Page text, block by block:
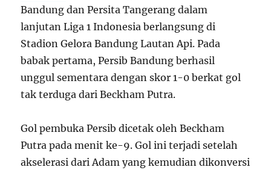
Bandung dan Persita Tangerang dalam
lanjutan Liga 1 Indonesia berlangsung di
Stadion Gelora Bandung Lautan Api. Pada
babak pertama, Persib Bandung berhasil
unggul sementara dengan skor 1-0 berkat gol
tak terduga dari Beckham Putra.
Gol pembuka Persib dicetak oleh Beckham
Putra pada menit ke-9. Gol ini terjadi setelah
akselerasi dari Adam yang kemudian dikonversi